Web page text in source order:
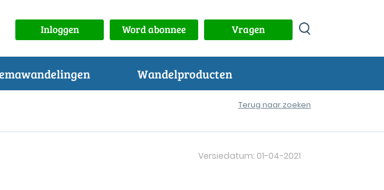
Inloggen Word abonnee Vragen
Wandelproducten
Terug naar zoeken
Versiedatum: 01-04-2021